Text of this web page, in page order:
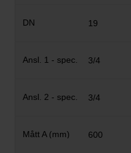
19
3/4
3/4
600